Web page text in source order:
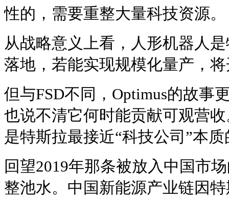
性的，需要重整大量科技资源。
从战略意义上看，人形机器人
落地，若能实现规模化量产，
但与FSD不同，Optimus的故
也说不清它何时能贡献可观营
是特斯拉最接近“科技公司”本
回望2019年那条被放入中国市
整池水。中国新能源产业链因